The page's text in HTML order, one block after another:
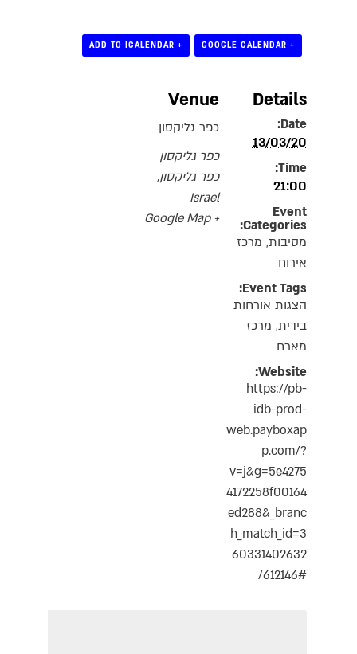
+ GOOGLE CALENDAR
+ ADD TO ICALENDAR
Details
Date:
13/03/20
Time:
21:00
Event
Categories:
מסיבות, מרכז
אירוח
Event Tags:
הצגות אורחות
בידית, מרכז
מארח
Website:
https://pb-
idb-prod-
web.payboxap
p.com/?
v=j&g=5e4275
4172258f00164
ed288&_branc
h_match_id=3
60331402632
612146#/
Venue
כפר גליקסון
כפר גליקסון
כפר גליקסון,
Israel
+ Google Map